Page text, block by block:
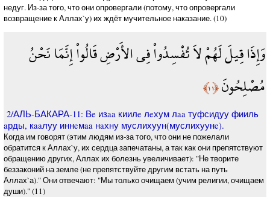
недуг. Из-за того, что они опровергали (потому, что опровергали
возвращение к Аллах`у) их ждёт мучительное наказание. (10)
وَإِذَا قِيلَ لَهُمْ لاَ تُفْسِدُواْ فِي الأَرْضِ قَالُواْ إِنَّمَا نَحْنُ
مُصْلِحُونَ﴿١١﴾
2/АЛЬ-БАКАРА-11: Вe изaa киилe лeхум лaa туфсидуу фииль
aрды, кaaлуу иннeмaa нaхну муслихуун(муслихуунe).
Когда им говорят (этим людям из-за того, что они не пожелали
обратится к Аллах`у, их сердца запечатаны, а так как они препятствуют
обращению других, Аллах их болезнь увеличивает): "Не творите
беззаконий на земле (не препятствуйте другим встать на путь
Аллах`а)." Они отвечают: "Мы только очищаем (учим религии, очищаем
души)." (11)